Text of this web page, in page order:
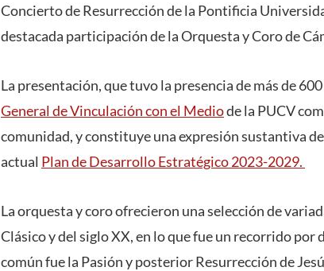
Concierto de Resurrección de la Pontificia
destacada participación de la Orquesta y Coro de
La presentación, que tuvo la presencia de más de
General de Vinculación con el Mediode la PUCV
comunidad, y constituye una expresión sustantiva
actual Plan de Desarrollo Estratégico 2023-2029.
La orquesta y coro ofrecieron una selección de
Clásico y del siglo XX, en lo que fue un recorrido por
común fue la Pasión y posterior Resurrección de